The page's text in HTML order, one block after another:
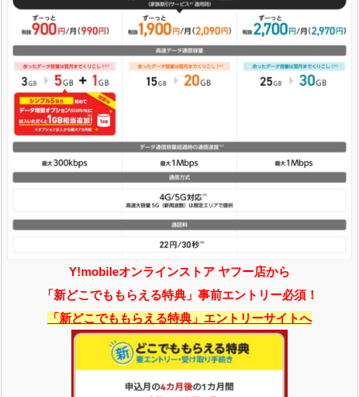
Y!mobileオンラインストア ヤフー店から
「新どこでももらえる特典」事前エントリー必須！
「新どこでももらえる特典」エントリーサイトへ